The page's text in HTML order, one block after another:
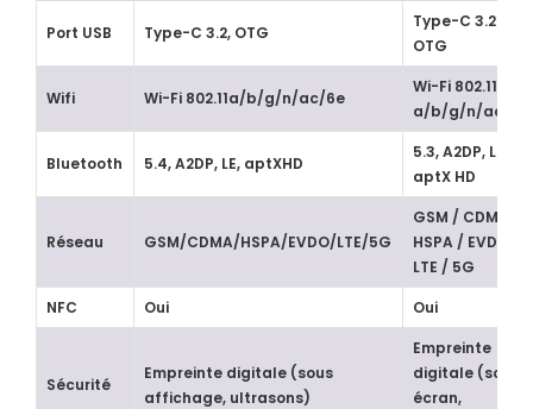
Port USB Type-C 3.2, OTG
Type-C 3.2
OTG
Wifi Wi-Fi 802.11a/b/g/n/ac/6e
Wi-Fi 802.11
a/b/g/n/ac/6e
Bluetooth 5.4, ​​A2DP, LE, aptXHD
5.3, A2DP, LE,
aptX HD
Réseau GSM/CDMA/HSPA/EVDO/LTE/5G
GSM / CDMA /
HSPA / EVDO /
LTE / 5G
NFC
Oui Oui
Sécurité
Empreinte digitale (sous
affichage, ultrasons)
Empreinte
digitale (sous
écran,